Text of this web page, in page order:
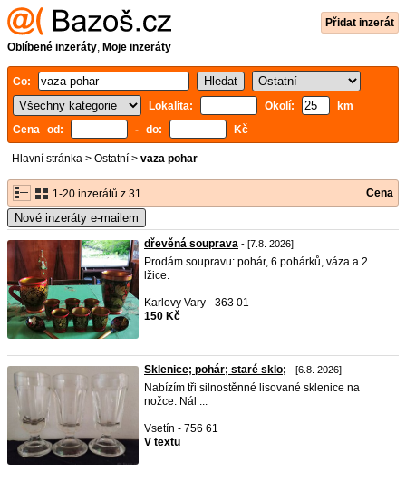
Přidat inzerát
Oblíbené inzeráty, Moje inzeráty
Co:
Lokalita:
Okolí:
km
Cena od:
- do: Kč
Hlavní stránka > Ostatní > vaza pohar
1-20 inzerátů z 31 Cena
Nové inzeráty e-mailem
dřevěná souprava - [7.8. 2026]
Prodám soupravu: pohár, 6 pohárků, váza a 2
lžice.
Karlovy Vary - 363 01
150 Kč
Sklenice; pohár; staré sklo; - [6.8. 2026]
Nabízím tři silnostěnné lisované sklenice na
nožce. Nál ...
Vsetín - 756 61
V textu